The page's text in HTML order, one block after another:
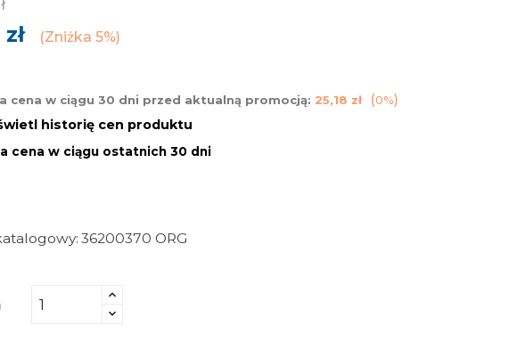
Zniżka 5%
cena w ciągu 30 dni przed aktualną promocją: 25,18 zł 0%
historię cen produktu
cena w ciągu ostatnich 30 dni
36200370 ORG